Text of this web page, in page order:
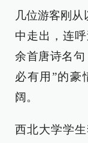
几位游客刚从
中走出，连
余首唐诗名
必有用”的豪
阔。
西北大学学